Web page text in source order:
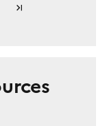
Dernière page